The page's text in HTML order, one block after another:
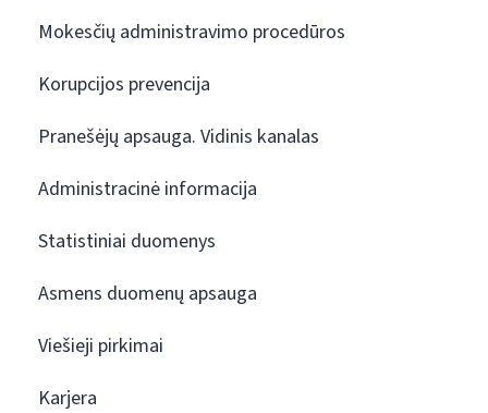
Mokesčių administravimo procedūros
Korupcijos prevencija
Pranešėjų apsauga. Vidinis kanalas
Administracinė informacija
Statistiniai duomenys
Asmens duomenų apsauga
Viešieji pirkimai
Karjera